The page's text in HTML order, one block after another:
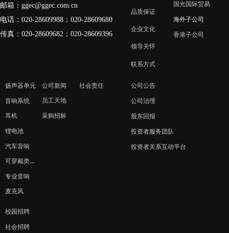
品质保证
企业文化
领导关怀
联系方式
国光国际贸易
海外子公司
香港子公司
公司新闻
员工天地
采购招标
扬声器单元
音响系统
耳机
锂电池
汽车音响
可穿戴类产品
专业音响
麦克风
公司公告
公司治理
股东回报
投资者服务团队
投资者关系互动平台
校园招聘
社会招聘
邮箱： ggec@ggec.com.cn
电话：020-28609988； 020-28609680
传真：020-28609682；020-28609396
社会责任